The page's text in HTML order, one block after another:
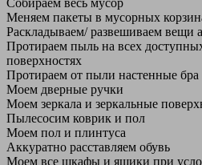
Собираем весь мусор
Меняем пакеты в мусорных
Раскладываем/ развешиваем вещи
Протираем пыль на всех
поверхностях
Протираем от пыли настенные бра
Моем дверные ручки
Моем зеркала и зеркальные
Пылесосим коврик и пол
Моем пол и плинтуса
Аккуратно расставляем обувь
Моем все шкафы и ящики при